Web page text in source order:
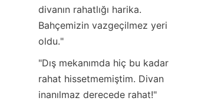
divanın rahatlığı harika.
Bahçemizin vazgeçilmez yeri
oldu."
"Dış mekanımda hiç bu kadar
rahat hissetmemiştim. Divan
inanılmaz derecede rahat!"